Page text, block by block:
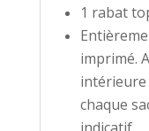
1 rabat
imprimé.
chaque